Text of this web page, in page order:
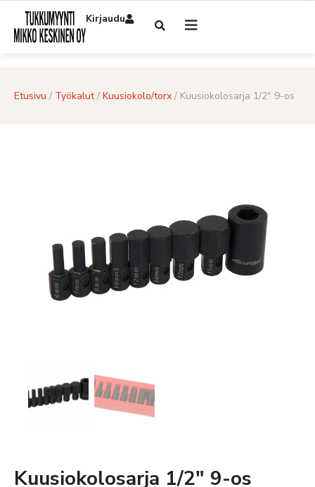
Kirjaudu
Etusivu / Työkalut/ Kuusiokolo/torx / Kuusiokolosarja 1/2″ 9-os
Kuusiokolosarja 1/2″ 9-os